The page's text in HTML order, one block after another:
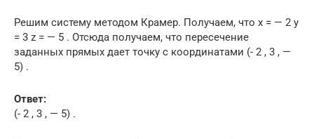
Решим систему методом Крамер. Получаем, что x = — 2 y
= 3 z = — 5 . Отсюда получаем, что пересечение
заданных прямых дает точку с координатами (- 2 , 3 , —
5) .
Ответ:
(- 2 , 3 , — 5) .